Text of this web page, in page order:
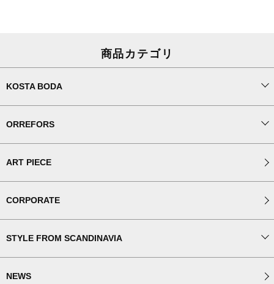
商品カテゴリ
KOSTA BODA
ORREFORS
ART PIECE
CORPORATE
STYLE FROM SCANDINAVIA
NEWS